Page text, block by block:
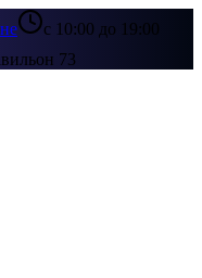
с 10:00 до 19:00
73